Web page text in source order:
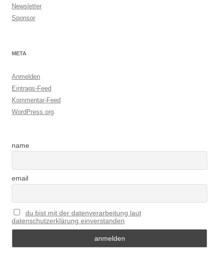
Newsletter
Sponsor
META
Anmelden
Eintrags-Feed
Kommentar-Feed
WordPress.org
name
email
du bist mit der datenverarbeitung laut
datenschutzerklärung einverstanden